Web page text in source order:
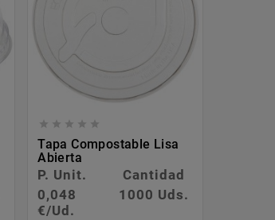
    
Tapa Compostable Lisa
Abierta
P. Unit.
Cantidad
0,048
€/Ud.
1000 Uds.